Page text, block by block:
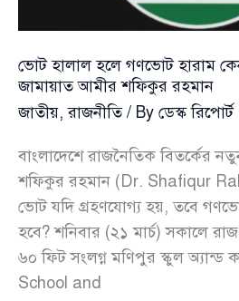
রহমান
ভোট হালাল হলে গণভোট হারাম
জামায়াত আমীর শফিকুর রহমান
জাতীয়,রাজনীতি/ By ডেস্ক রিপোর্ট
বাংলাদেশে রাজনৈতিক বিতর্কের
শফিকুর রহমান (Dr. Shafiqur
ভোট যদি গ্রহণযোগ্য হয়, তবে
হবে? শনিবার (২১ মার্চ) সকালে
৬০ ফিট সংলগ্ন মণিপুর স্কুল
School and